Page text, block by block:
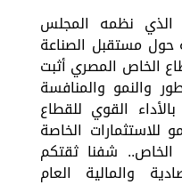
الذي نظمه المجلس
حول مستقبل الصناعة
الخاص المصري أثبت
والنمو والمنافسة
القوي للقطاع
الخاصة
الخاص.. شفنا ثقتكم
والمالية العام